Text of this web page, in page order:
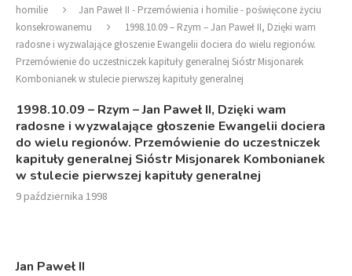
homilie
Jan Paweł II - Przemówienia i homilie - poświęcone życiu
konsekrowanemu
1998.10.09 – Rzym – Jan Paweł II, Dzięki wam
radosne i wyzwalające głoszenie Ewangelii dociera do wielu regionów.
Przemówienie do uczestniczek kapituły generalnej Sióstr Misjonarek
Kombonianek w stulecie pierwszej kapituły generalnej
1998.10.09 – Rzym – Jan Paweł II, Dzięki wam
radosne i wyzwalające głoszenie Ewangelii dociera
do wielu regionów. Przemówienie do uczestniczek
kapituły generalnej Sióstr Misjonarek Kombonianek
w stulecie pierwszej kapituły generalnej
9 października 1998
Jan Paweł II